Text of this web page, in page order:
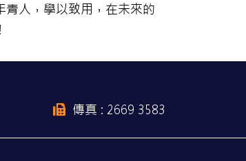
人，學以致用，在未來的
傳真 : 2669 3583